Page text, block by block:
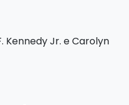
Kennedy Jr. e Carolyn